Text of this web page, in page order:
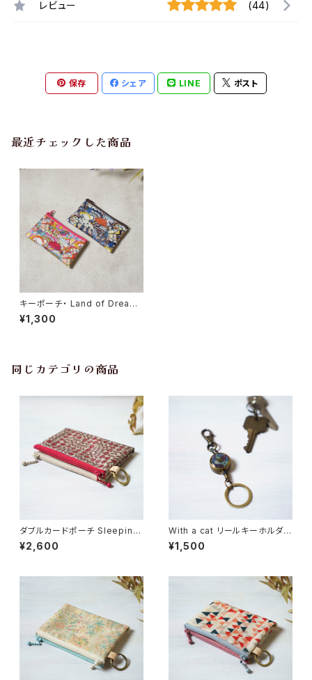
レビュー (44)
保存 シェア LINE ポスト
最近チェックした商品
キーポーチ・ Land of Dreams
リバティラミネート生地
¥1,300
同じカテゴリの商品
ダブルカードポーチ Sleeping
Rose（スリーピング・ローズ）レ
ッド リバティラミネート生地
¥2,600
With a cat リールキーホルダ
ー・選べる柄【受注制作】
¥1,500